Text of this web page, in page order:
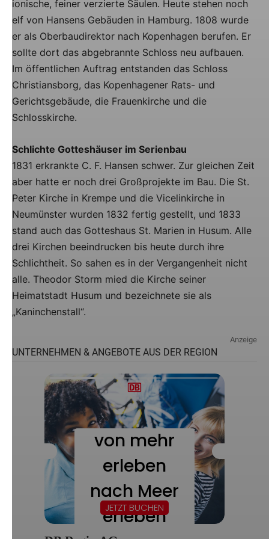
ionische, feiner verzierte Säulen. Heute stehen noch
elf von Hansens Gebäuden in Hamburg. 1808 wurde
er als Oberbaudirektor nach Kopenhagen berufen. Er
sollte dort das abgebrannte Schloss neu aufbauen.
Im öffentlichen Auftrag entstanden das Schloss
Christiansborg, das Kopenhagener Rats- und
Gerichtsgebäude, die Frauenkirche und die
Schlosskirche.
Schlichte Gotteshäuser im Serienbau
1831 erkrankte C. F. Hansen schwer. Zur gleichen Zeit
aber hatte er noch drei Großprojekte im Bau. Die St.
Peter Kirche in Krempe und die Vicelinkirche in
Neumünster wurden 1832 fertig gestellt, und 1833
stand auch das Gotteshaus St. Marien in Husum. Alle
drei Kirchen beeindrucken bis heute durch ihre
Schlichtheit. So sahen es in der Vergangenheit nicht
alle. Theodor Storm mied die Kirche seiner
Heimatstadt Husum und bezeichnete sie als
„Kaninchenstall“.